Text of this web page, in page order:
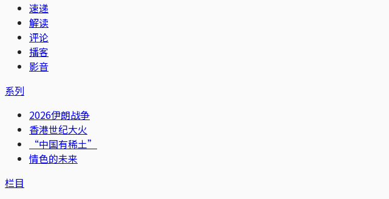
速递
解读
评论
播客
影音
系列
2026伊朗战争
香港世纪大火
“中国有稀土”
情色的未来
栏目